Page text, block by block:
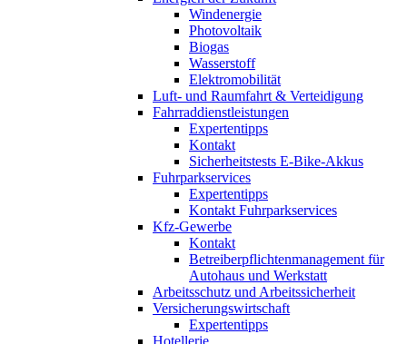
Windenergie
Photovoltaik
Biogas
Wasserstoff
Elektromobilität
Luft- und Raumfahrt & Verteidigung
Fahrraddienstleistungen
Expertentipps
Kontakt
Sicherheitstests E-Bike-Akkus
Fuhrparkservices
Expertentipps
Kontakt Fuhrparkservices
Kfz-Gewerbe
Kontakt
Betreiberpflichtenmanagement für
Autohaus und Werkstatt
Arbeitsschutz und Arbeitssicherheit
Versicherungswirtschaft
Expertentipps
Hotellerie